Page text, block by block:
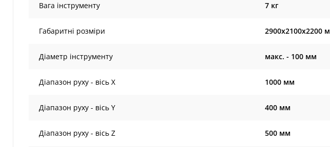
Вага інструменту 7 кг
Габаритні розміри 2900х2100х2200
Діаметр інструменту макс. - 100 мм
Діапазон руху - вісь X 1000 мм
Діапазон руху - вісь Y 400 мм
Діапазон руху - вісь Z 500 мм